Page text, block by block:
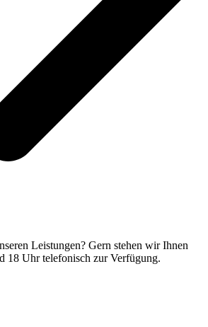
Leistungen? Gern stehen wir Ihnen
18 Uhr telefonisch zur Verfügung.